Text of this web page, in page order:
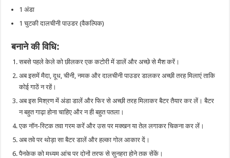
1 अंडा
1 चुटकी दालचीनी पाउडर (वैकल्पिक)
बनाने की विधि:
सबसे पहले केले को छीलकर एक कटोरी में डालें और अच्छे से मैश करें।
अब इसमें मैदा, दूध, चीनी, नमक और दालचीनी पाउडर डालकर अच्छी तरह मिलाएं ताकि
कोई गाठें न रहें।
अब इस मिश्रण में अंडा डालें और फिर से अच्छी तरह मिलाकर बैटर तैयार कर लें। बैटर
न बहुत गाढ़ा होना चाहिए और न ही बहुत पतला।
एक नॉन-स्टिक तवा गरम करें और उस पर मक्खन या तेल लगाकर चिकना कर लें।
अब तवे पर थोड़ा सा बैटर डालें और हल्का गोल आकार दें।
पैनकेक को मध्यम आंच पर दोनों तरफ से सुनहरा होने तक सेंकें।